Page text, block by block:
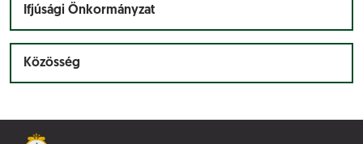
Ifjúsági Önkormányzat
Közösség